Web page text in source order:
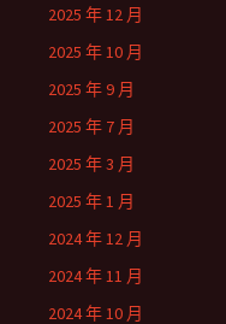
2025 年 12 月
2025 年 10 月
2025 年 9 月
2025 年 7 月
2025 年 3 月
2025 年 1 月
2024 年 12 月
2024 年 11 月
2024 年 10 月